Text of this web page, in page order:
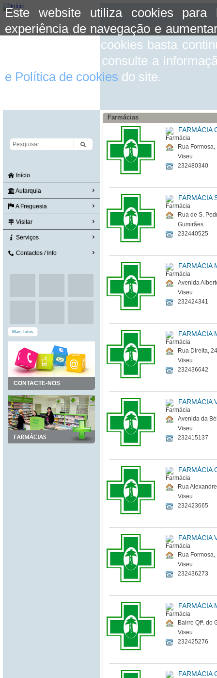
Este website utiliza cookies para
experiência de navegação e
aceitar o uso de cookies basta
mais informação consulte a
e Política de cookies do site.
Início
Autarquia
A Freguesia
Visitar
Serviços
Contactos / Info
Mais fotos
CONTACTE-NOS
Farmácias
FARMÁCIA
Rua Formosa,
Viseu
232480340
FARMÁCIA
Rua de S.
Gumirães
232440525
FARMÁCIA
Avenida
Viseu
232424341
FARMÁCIA
Rua Direita,
Viseu
232436642
FARMÁCIA
Avenida da
Viseu
232415137
FARMÁCIA
Rua
Viseu
232423665
FARMÁCIA
Rua Formosa,
Viseu
232436273
FARMÁCIA
Bairro Qtª. do
Viseu
232425276
FARMÁCIA